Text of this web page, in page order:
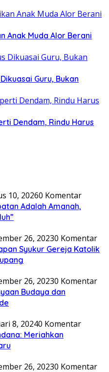
Anak Muda Alor Berani
Guru, Bukan
Dendam, Rindu Harus
10, 20260 Komentar
Adalah Amanah,
26, 20230 Komentar
Syukur Gereja Katolik
26, 20230 Komentar
Budaya dan
8, 20240 Komentar
Meriahkan
26, 20230 Komentar